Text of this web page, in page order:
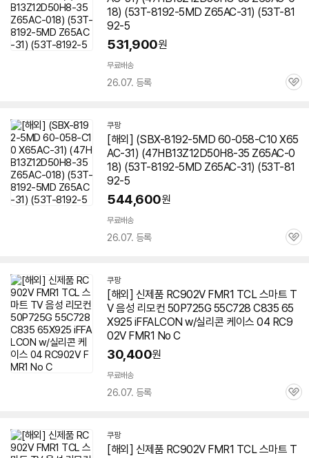
18) (53T-8192-5MD Z65AC-31) (53T-81
92-5
531,900원
무료배송
26.07. 등록
관
쿠팡
[해외] (SBX-8192-5MD 60-058-C10 X65
AC-31) (47HB13Z12D50H8-35 Z65AC-0
18) (53T-8192-5MD Z65AC-31) (53T-81
92-5
544,600원
무료배송
26.07. 등록
관
쿠팡
[해외] 신제품 RC902V FMR1 TCL 스마트 T
V 음성 리모컨 50P725G 55C728 C835 65
X925 iFFALCON w/실리콘 케이스 04 RC9
02V FMR1 No C
30,400원
무료배송
26.07. 등록
관
쿠팡
[해외] 신제품 RC902V FMR1 TCL 스마트 T